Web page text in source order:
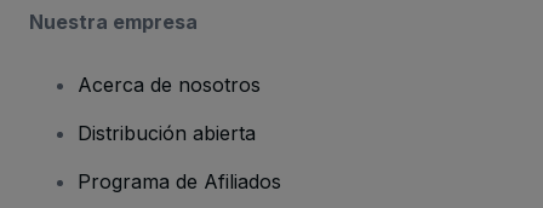
Nuestra empresa
Acerca de nosotros
Distribución abierta
Programa de Afiliados